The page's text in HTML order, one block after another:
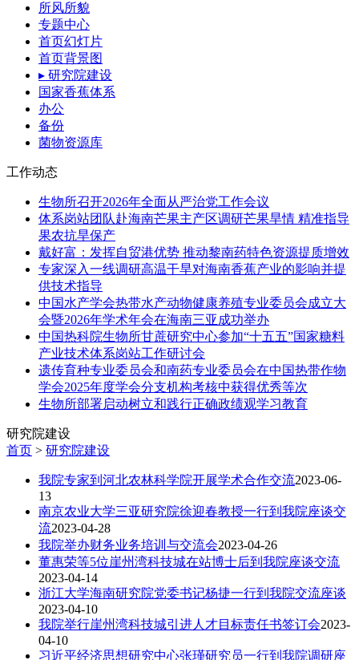
所风所貌
专题中心
首页幻灯片
首页背景图
▸ 研究院建设
国家香蕉体系
办公
备份
菌物资源库
工作动态
生物所召开2026年全面从严治党工作会议
体系岗站团队赴海南芒果主产区调研芒果旱情 精准指导
果农抗旱保产
戴好富：发挥自贸港优势 推动黎南药特色资源提质增效
专家深入一线调研高温干旱对海南香蕉产业的影响并提
供技术指导
中国水产学会热带水产动物健康养殖专业委员会成立大
会暨2026年学术年会在海南三亚成功举办
中国热科院生物所甘蔗研究中心参加“十五五”国家糖料
产业技术体系岗站工作研讨会
遗传育种专业委员会和南药专业委员会在中国热带作物
学会2025年度学会分支机构考核中获得优秀等次
生物所部署启动树立和践行正确政绩观学习教育
研究院建设
首页 > 研究院建设
我院专家到河北农林科学院开展学术合作交流2023-06-
13
南京农业大学三亚研究院徐迎春教授一行到我院座谈交
流2023-04-28
我院举办财务业务培训与交流会2023-04-26
董惠荣等5位崖州湾科技城在站博士后到我院座谈交流
2023-04-14
浙江大学海南研究院党委书记杨捷一行到我院交流座谈
2023-04-10
我院举行崖州湾科技城引进人才目标责任书签订会2023-
04-10
习近平经济思想研究中心张瑾研究员一行到我院调研座